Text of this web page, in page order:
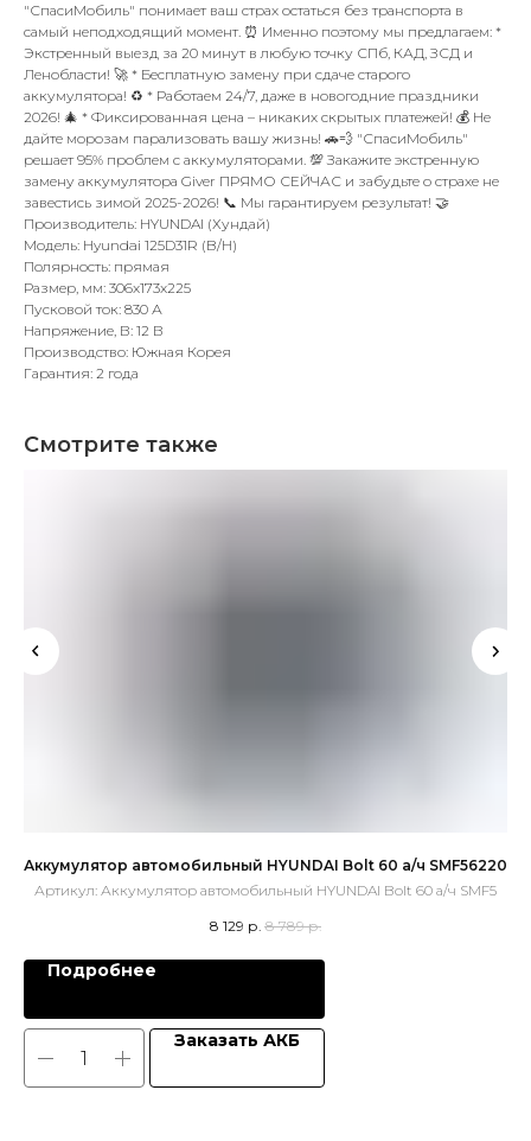
"СпасиМобиль" понимает ваш страх остаться без транспорта в
самый неподходящий момент. ⏰ Именно поэтому мы предлагаем: *
Экстренный выезд за 20 минут в любую точку СПб, КАД, ЗСД и
Ленобласти! 🚀 * Бесплатную замену при сдаче старого
аккумулятора! ♻️ * Работаем 24/7, даже в новогодние праздники
2026! 🎄 * Фиксированная цена – никаких скрытых платежей! 💰 Не
дайте морозам парализовать вашу жизнь! 🚗💨 "СпасиМобиль"
решает 95% проблем с аккумуляторами. 💯 Закажите экстренную
замену аккумулятора Giver ПРЯМО СЕЙЧАС и забудьте о страхе не
завестись зимой 2025-2026! 📞 Мы гарантируем результат! 🤝
Производитель: HYUNDAI (Хундай)
Модель: Hyundai 125D31R (B/H)
Полярность: прямая
Размер, мм: 306x173x225
Пусковой ток: 830 А
Напряжение, В: 12 В
Производство: Южная Корея
Гарантия: 2 года
Смотрите также
Аккумулятор автомобильный HYUNDAI Bolt 60 а/ч SMF56220
Артикул: Аккумулятор автомобильный HYUNDAI Bolt 60 а/ч SMF5
8 129 р. 8 789 р.
Подробнее
Заказать АКБ